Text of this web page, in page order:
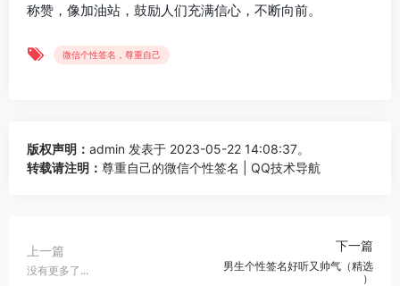
称赞，像加油站，鼓励人们充满信心，不断向前。
微信个性签名，尊重自己
版权声明： admin 发表于 2023-05-22 14:08:37。
转载请注明： 尊重自己的微信个性签名 | QQ技术导航
上一篇
没有更多了...
下一篇
男生个性签名好听又帅气（精选
）